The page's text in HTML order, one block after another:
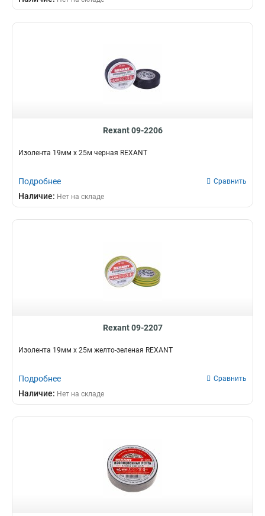
Rexant 09-2206
Изолента 19мм х 25м черная REXANT
Подробнее Сравнить
Наличие: Нет на складе
Rexant 09-2207
Изолента 19мм х 25м желто-зеленая REXANT
Подробнее Сравнить
Наличие: Нет на складе